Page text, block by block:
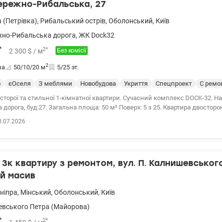
Рибальська, 27
, Рибальський острів, Оболонський, Київ
Рибальська дорога, ЖК Dock32
2 300 $ / м2* Без комісії
50/10/20 м2 5/25 эт.
єОселя З меблями Новобудова Укриття Спецпроект
С
та стильної 1-кімнатної квартири. Сучасний комплекс DOCK-32. Набережно
дорога, буд.27. Загальна площа: 50 м² Поверх: 5 з 25. Квартира
вікна наповнюють простір денним світлом і візуально розширюють
10 м², оснащена вбудованою шафою та двоспальним ліжком.
варіант під інвестицію або для власного проживання. Квартира
(податків немає), ключі на угоді. Будинок та інфраструктура:
зведений за технологією моноліт- каркас, фасад утеплений та
опалення, сучасні швидкісні ліфти з доступом до підземного
квартиру з ремонтом, вул. П.
масив
, Мінський, Оболонський, Київ
Петра (Майорова)
2*